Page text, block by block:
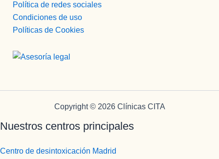
Política de redes sociales
Condiciones de uso
Políticas de Cookies
Copyright © 2026 Clínicas CITA
Nuestros centros principales
Centro de desintoxicación Madrid